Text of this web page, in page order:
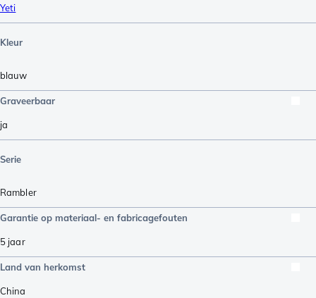
Yeti
Kleur
blauw
Graveerbaar
ja
Serie
Rambler
Garantie op materiaal- en fabricagefouten
5 jaar
Land van herkomst
China